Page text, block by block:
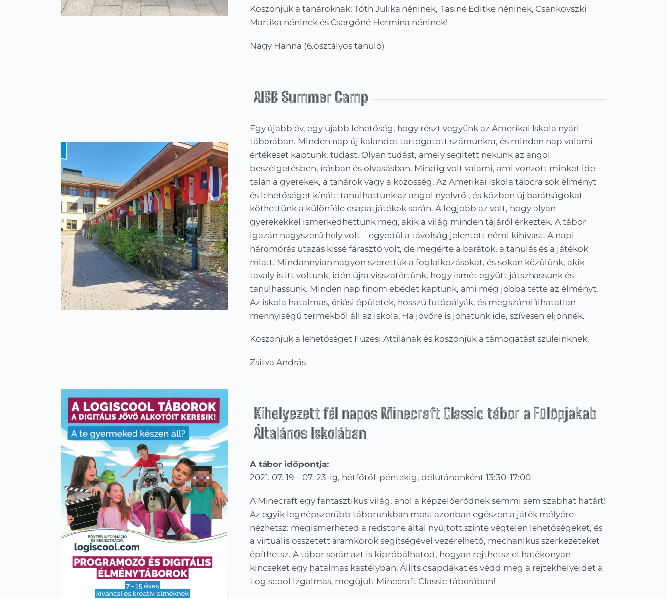
Köszönjük a tanároknak: Tóth Julika néninek, Tasiné Editke néninek, Csankovszki
Martika néninek és Csergőné Hermina néninek!
Nagy Hanna (6.osztályos tanuló)
AISB Summer Camp
Egy újabb év, egy újabb lehetőség, hogy részt vegyünk az Amerikai Iskola nyári
táborában. Minden nap új kalandot tartogatott számunkra, és minden nap valami
értékeset kaptunk: tudást. Olyan tudást, amely segített nekünk az angol
beszélgetésben, írásban és olvasásban. Mindig volt valami, ami vonzott minket ide –
talán a gyerekek, a tanárok vagy a közösség. Az Amerikai Iskola tábora sok élményt
és lehetőséget kínált: tanulhattunk az angol nyelvről, és közben új barátságokat
köthettünk a különféle csapatjátékok során. A legjobb az volt, hogy olyan
gyerekekkel ismerkedhettünk meg, akik a világ minden tájáról érkeztek. A tábor
igazán nagyszerű hely volt – egyedül a távolság jelentett némi kihívást. A napi
háromórás utazás kissé fárasztó volt, de megérte a barátok, a tanulás és a játékok
miatt. Mindannyian nagyon szerettük a foglalkozásokat, és sokan közülünk, akik
tavaly is itt voltunk, idén újra visszatértünk, hogy ismét együtt játszhassunk és
tanulhassunk. Minden nap finom ebédet kaptunk, ami még jobbá tette az élményt.
Az iskola hatalmas, óriási épületek, hosszú futópályák, és megszámlálhatatlan
mennyiségű termekből áll az iskola. Ha jövőre is jöhetünk ide, szívesen eljönnék.
Köszönjük a lehetőséget Füzesi Attilának és köszönjük a támogatást szüleinknek.
Zsitva András
Kihelyezett fél napos Minecraft Classic tábor a Fülöpjakab
Általános Iskolában
A tábor időpontja:
2021. 07. 19 – 07. 23-ig, hétfőtől-péntekig, délutánonként 13:30-17:00
A Minecraft egy fantasztikus világ, ahol a képzelőerődnek semmi sem szabhat határt!
Az egyik legnépszerűbb táborunkban most azonban egészen a játék mélyére
nézhetsz: megismerheted a redstone által nyújtott szinte végtelen lehetőségeket, és
a virtuális összetett áramkörök segítségével vezérelhető, mechanikus szerkezeteket
építhetsz. A tábor során azt is kipróbálhatod, hogyan rejthetsz el hatékonyan
kincseket egy hatalmas kastélyban. Állíts csapdákat és védd meg a rejtekhelyeidet a
Logiscool izgalmas, megújult Minecraft Classic táborában!